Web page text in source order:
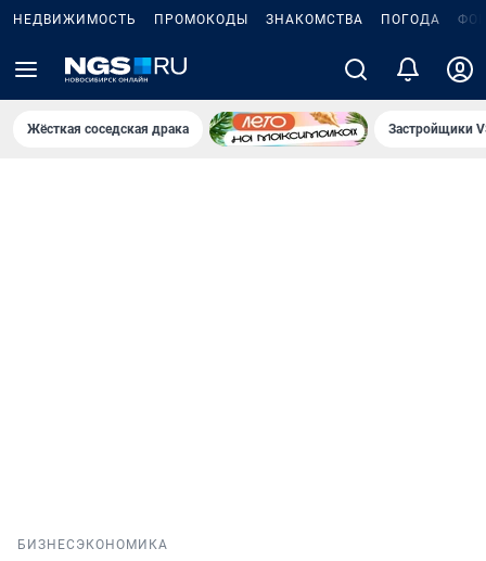
НЕДВИЖИМОСТЬ ПРОМОКОДЫ ЗНАКОМСТВА ПОГОДА
Жёсткая соседская драка Застройщики
БИЗНЕС ЭКОНОМИКА